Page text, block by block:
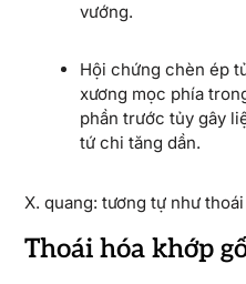
vướng.
Hội chứng chèn ép
xương mọc phía
phần trước tủy gây
tứ chi tăng dần.
X. quang: tương tự như
Thoái hóa khớp